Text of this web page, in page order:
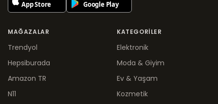
MAĞAZALAR
Trendyol
Hepsiburada
Amazon TR
N11
KATEGORILER
Elektronik
Moda & Giyim
Ev & Yaşam
Kozmetik